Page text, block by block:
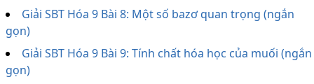
Giải SBT Hóa 9 Bài 8: Một số bazơ quan trọng (ngắn
gọn)
Giải SBT Hóa 9 Bài 9: Tính chất hóa học của muối (ngắn
gọn)